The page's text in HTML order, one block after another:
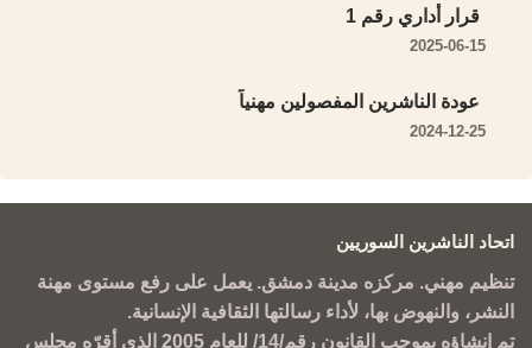
قرار أداري رقم 1
2025-06-15
عودة الناشرين المفصولين مهنياً
2024-12-25
اتحاد الناشرين السوريين
تنظيم مهني. مركزه مدينة دمشق. يعمل على رفع مستوى مهنة
النشر، والنهوض بها، لأداء رسالتها الثقافية الإنسانية.
تم إنشاؤه بموجب القانون رقم/14/ للعام 2005 الذي أقرّه مجلس